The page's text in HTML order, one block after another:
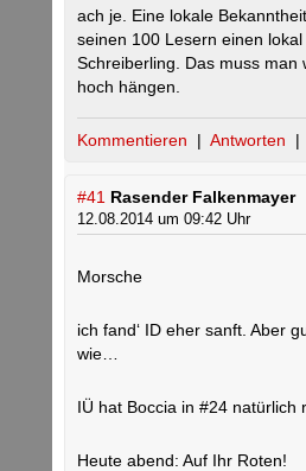
ach je. Eine lokale
seinen 100 Lesern einen
Schreiberling. Das muss man
hoch hängen.
Kommentieren | Antworten |
#41 Rasender Falkenmayer
12.08.2014 um 09:42 Uhr
Morsche
ich fand‘ ID eher sanft. Aber
wie…
IÜ hat Boccia in #24 natürlich
Heute abend: Auf Ihr Roten!